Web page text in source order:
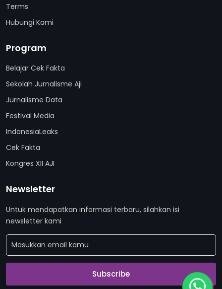
Terms
Hubungi Kami
Program
Belajar Cek Fakta
Sekolah Jurnalisme Aji
Jurnalisme Data
Festival Media
IndonesiaLeaks
Cek Fakta
Kongres XII AJI
Newsletter
Untuk mendapatkan informasi terbaru, silahkan isi
newsletter kami
Subscribe